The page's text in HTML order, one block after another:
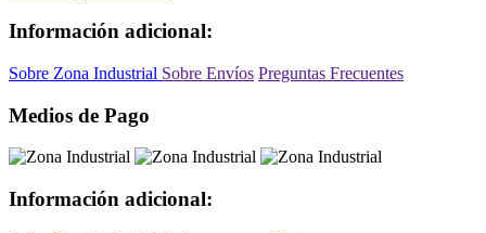
Información adicional:
Sobre Zona Industrial Sobre Envíos Preguntas Frecuentes
Medios de Pago
Información adicional: